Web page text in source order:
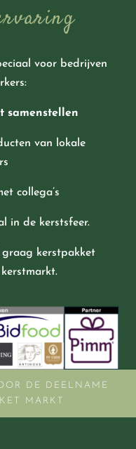
voor bedrijven
samenstellen
van lokale
collega’s
in de kerstsfeer.
graag kerstpakket
DE DEELNAME
MARKT